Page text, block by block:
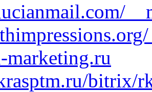
marketing.ru
bitrix/